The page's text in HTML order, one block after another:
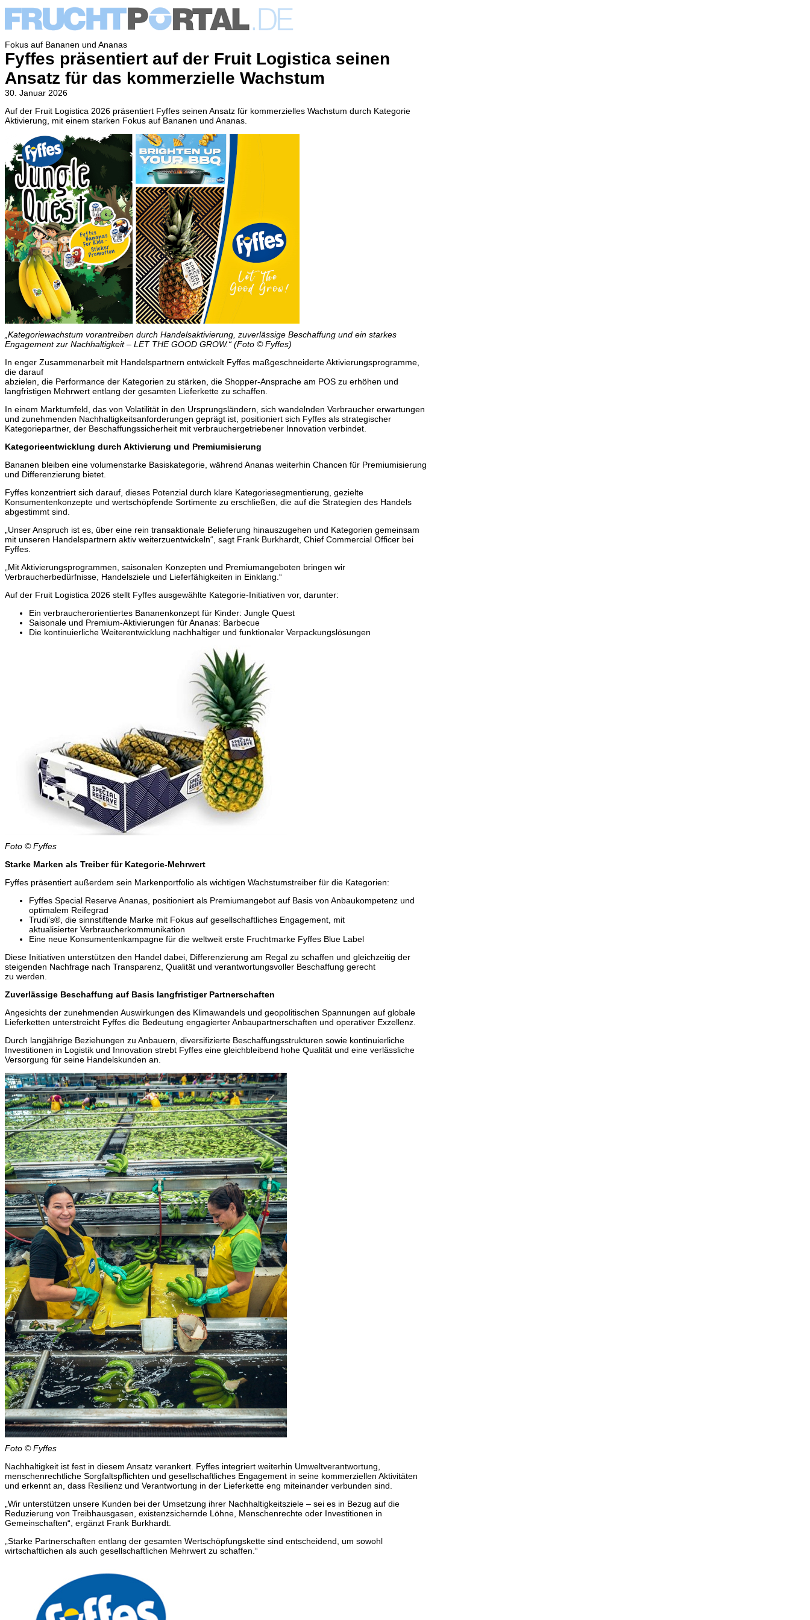
Fokus auf Bananen und Ananas
Fyffes präsentiert auf der Fruit Logistica seinen
Ansatz für das kommerzielle Wachstum
30. Januar 2026
Auf der Fruit Logistica 2026 präsentiert Fyffes seinen Ansatz für kommerzielles Wachstum durch Kategorie
Aktivierung, mit einem starken Fokus auf Bananen und Ananas.
„Kategoriewachstum vorantreiben durch Handelsaktivierung, zuverlässige Beschaffung und ein starkes
Engagement zur Nachhaltigkeit – LET THE GOOD GROW.“ (Foto © Fyffes)
In enger Zusammenarbeit mit Handelspartnern entwickelt Fyffes maßgeschneiderte Aktivierungsprogramme,
die darauf
abzielen, die Performance der Kategorien zu stärken, die Shopper-Ansprache am POS zu erhöhen und
langfristigen Mehrwert entlang der gesamten Lieferkette zu schaffen.
In einem Marktumfeld, das von Volatilität in den Ursprungsländern, sich wandelnden Verbraucher erwartungen
und zunehmenden Nachhaltigkeitsanforderungen geprägt ist, positioniert sich Fyffes als strategischer
Kategoriepartner, der Beschaffungssicherheit mit verbrauchergetriebener Innovation verbindet.
Kategorieentwicklung durch Aktivierung und Premiumisierung
Bananen bleiben eine volumenstarke Basiskategorie, während Ananas weiterhin Chancen für Premiumisierung
und Differenzierung bietet.
Fyffes konzentriert sich darauf, dieses Potenzial durch klare Kategoriesegmentierung, gezielte
Konsumentenkonzepte und wertschöpfende Sortimente zu erschließen, die auf die Strategien des Handels
abgestimmt sind.
„Unser Anspruch ist es, über eine rein transaktionale Belieferung hinauszugehen und Kategorien gemeinsam
mit unseren Handelspartnern aktiv weiterzuentwickeln“, sagt Frank Burkhardt, Chief Commercial Officer bei
Fyffes.
„Mit Aktivierungsprogrammen, saisonalen Konzepten und Premiumangeboten bringen wir
Verbraucherbedürfnisse, Handelsziele und Lieferfähigkeiten in Einklang.“
Auf der Fruit Logistica 2026 stellt Fyffes ausgewählte Kategorie-Initiativen vor, darunter:
Ein verbraucherorientiertes Bananenkonzept für Kinder: Jungle Quest
Saisonale und Premium-Aktivierungen für Ananas: Barbecue
Die kontinuierliche Weiterentwicklung nachhaltiger und funktionaler Verpackungslösungen
Foto © Fyffes
Starke Marken als Treiber für Kategorie-Mehrwert
Fyffes präsentiert außerdem sein Markenportfolio als wichtigen Wachstumstreiber für die Kategorien:
Fyffes Special Reserve Ananas, positioniert als Premiumangebot auf Basis von Anbaukompetenz und
optimalem Reifegrad
Trudi’s®, die sinnstiftende Marke mit Fokus auf gesellschaftliches Engagement, mit
aktualisierter Verbraucherkommunikation
Eine neue Konsumentenkampagne für die weltweit erste Fruchtmarke Fyffes Blue Label
Diese Initiativen unterstützen den Handel dabei, Differenzierung am Regal zu schaffen und gleichzeitig der
steigenden Nachfrage nach Transparenz, Qualität und verantwortungsvoller Beschaffung gerecht
zu werden.
Zuverlässige Beschaffung auf Basis langfristiger Partnerschaften
Angesichts der zunehmenden Auswirkungen des Klimawandels und geopolitischen Spannungen auf globale
Lieferketten unterstreicht Fyffes die Bedeutung engagierter Anbaupartnerschaften und operativer Exzellenz.
Durch langjährige Beziehungen zu Anbauern, diversifizierte Beschaffungsstrukturen sowie kontinuierliche
Investitionen in Logistik und Innovation strebt Fyffes eine gleichbleibend hohe Qualität und eine verlässliche
Versorgung für seine Handelskunden an.
Foto © Fyffes
Nachhaltigkeit ist fest in diesem Ansatz verankert. Fyffes integriert weiterhin Umweltverantwortung,
menschenrechtliche Sorgfaltspflichten und gesellschaftliches Engagement in seine kommerziellen Aktivitäten
und erkennt an, dass Resilienz und Verantwortung in der Lieferkette eng miteinander verbunden sind.
„Wir unterstützen unsere Kunden bei der Umsetzung ihrer Nachhaltigkeitsziele – sei es in Bezug auf die
Reduzierung von Treibhausgasen, existenzsichernde Löhne, Menschenrechte oder Investitionen in
Gemeinschaften“, ergänzt Frank Burkhardt.
„Starke Partnerschaften entlang der gesamten Wertschöpfungskette sind entscheidend, um sowohl
wirtschaftlichen als auch gesellschaftlichen Mehrwert zu schaffen.“